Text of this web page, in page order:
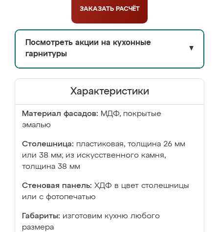
ЗАКАЗАТЬ РАСЧЁТ
Посмотреть акции на кухонные
гарнитуры
▼
Характеристики
Материал фасадов: МДФ, покрытые
эмалью
Столешница: пластиковая, толщина 26 мм
или 38 мм; из искусственного камня,
толщина 38 мм
Стеновая панель: ХДФ в цвет столешницы
или с фотопечатью
Габариты: изготовим кухню любого
размера